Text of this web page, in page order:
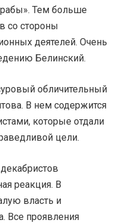
Тем больше
со стороны
деятелей. Очень
Белинский.
обличительный
В нем содержится
которые отдали
цели.
реакция. В
власть и
Все проявления